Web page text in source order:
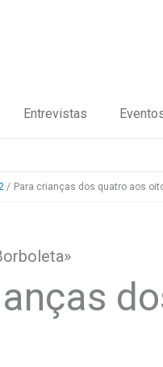
Entrevistas
Para crianças dos quatro aos